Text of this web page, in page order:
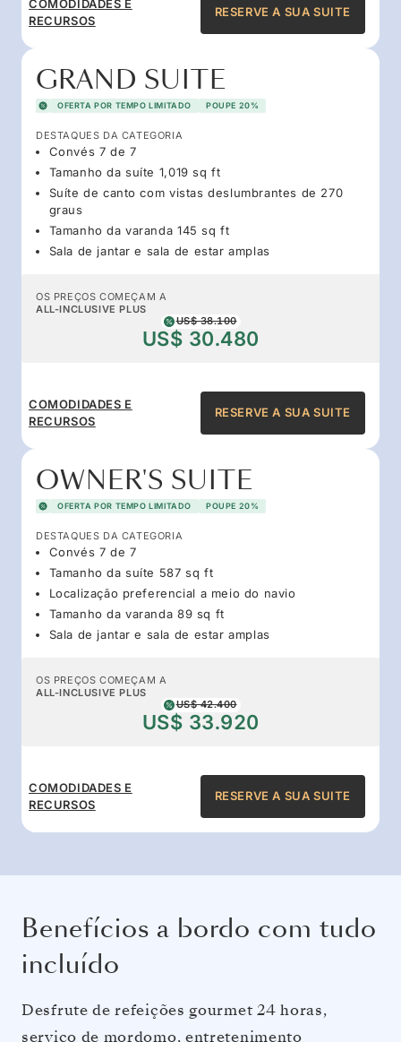
COMODIDADES E
RECURSOS
RESERVE A SUA SUITE
GRAND SUITE
OFERTA POR TEMPO LIMITADO POUPE 20%
DESTAQUES DA CATEGORIA
Convés 7 de 7
Tamanho da suíte 1,019 sq ft
Suíte de canto com vistas deslumbrantes de 270
graus
Tamanho da varanda 145 sq ft
Sala de jantar e sala de estar amplas
OS PREÇOS COMEÇAM A
ALL-INCLUSIVE PLUS
US$ 38.100
US$ 30.480
COMODIDADES E
RECURSOS
RESERVE A SUA SUITE
OWNER'S SUITE
OFERTA POR TEMPO LIMITADO POUPE 20%
DESTAQUES DA CATEGORIA
Convés 7 de 7
Tamanho da suíte 587 sq ft
Localização preferencial a meio do navio
Tamanho da varanda 89 sq ft
Sala de jantar e sala de estar amplas
OS PREÇOS COMEÇAM A
ALL-INCLUSIVE PLUS
US$ 42.400
US$ 33.920
COMODIDADES E
RECURSOS
RESERVE A SUA SUITE
Benefícios a bordo com tudo
incluído
Desfrute de refeições gourmet 24 horas,
serviço de mordomo, entretenimento